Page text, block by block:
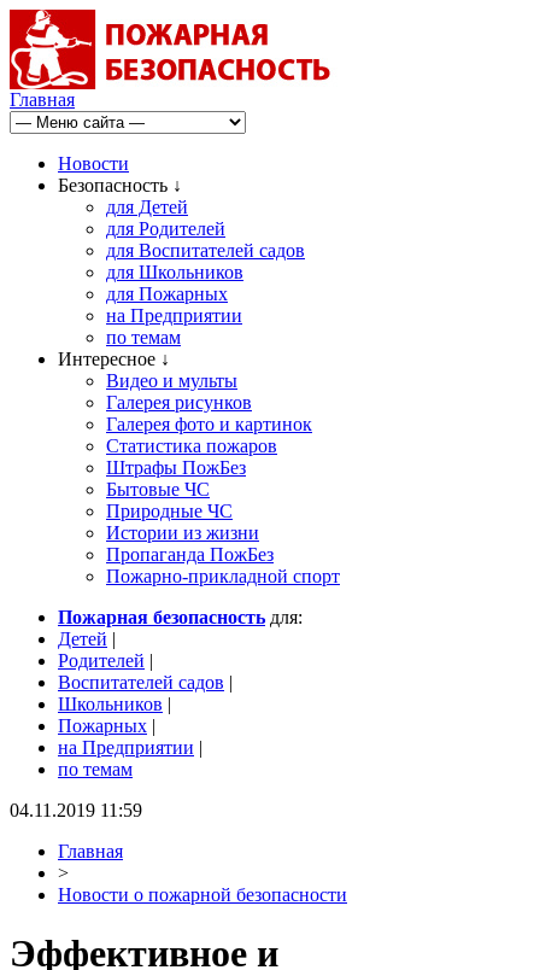
Главная
Новости
Безопасность ↓
для Детей
для Родителей
для Воспитателей садов
для Школьников
для Пожарных
на Предприятии
по темам
Интересное ↓
Видео и мульты
Галерея рисунков
Галерея фото и картинок
Статистика пожаров
Штрафы ПожБез
Бытовые ЧС
Природные ЧС
Истории из жизни
Пропаганда ПожБез
Пожарно-прикладной спорт
Пожарная безопасность для:
Детей |
Родителей |
Воспитателей садов |
Школьников |
Пожарных |
на Предприятии |
по темам
04.11.2019 11:59
Главная
>
Новости о пожарной безопасности
Эффективное и